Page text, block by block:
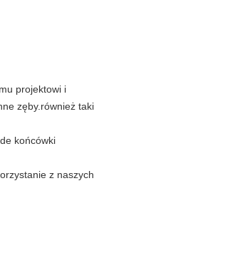
projektowi i
zęby.również taki
końcówki
z naszych